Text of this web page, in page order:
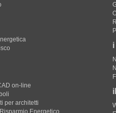
on-line
per architetti
Energetico
i
il